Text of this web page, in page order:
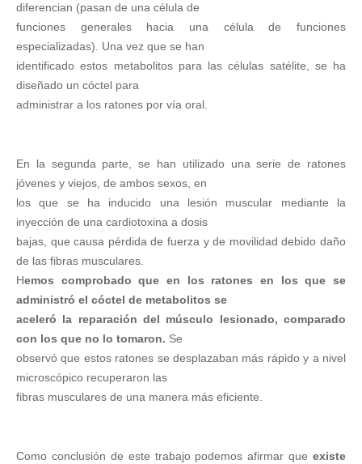
diferencian (pasan de una célula de
funciones generales hacia una célula de funciones
especializadas). Una vez que se han
identificado estos metabolitos para las células satélite, se ha
diseñado un cóctel para
administrar a los ratones por vía oral.
En la segunda parte, se han utilizado una serie de ratones
jóvenes y viejos, de ambos sexos, en
los que se ha inducido una lesión muscular mediante la
inyección de una cardiotoxina a dosis
bajas, que causa pérdida de fuerza y de movilidad debido daño
de las fibras musculares.
Hemos comprobado que en los ratones en los que se
administró el cóctel de metabolitos se
aceleró la reparación del músculo lesionado, comparado
con los que no lo tomaron. Se
observó que estos ratones se desplazaban más rápido y a nivel
microscópico recuperaron las
fibras musculares de una manera más eficiente.
Como conclusión de este trabajo podemos afirmar que existe